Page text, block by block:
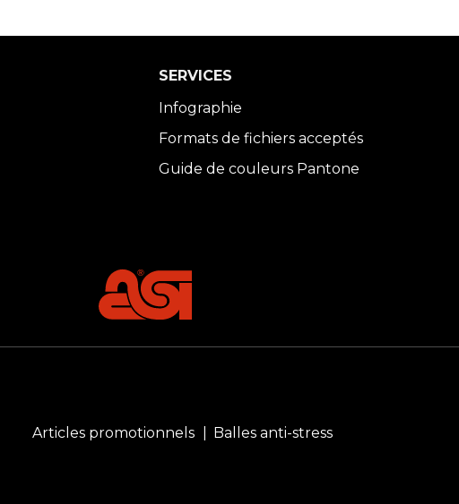
SERVICES
Infographie
Formats de fichiers acceptés
Guide de couleurs Pantone
Articles promotionnels Balles anti-stress